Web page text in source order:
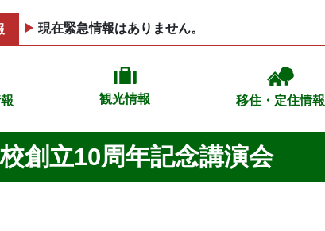
現在緊急情報はありません。
観光情報 移住・定住情報
創立10周年記念講演会